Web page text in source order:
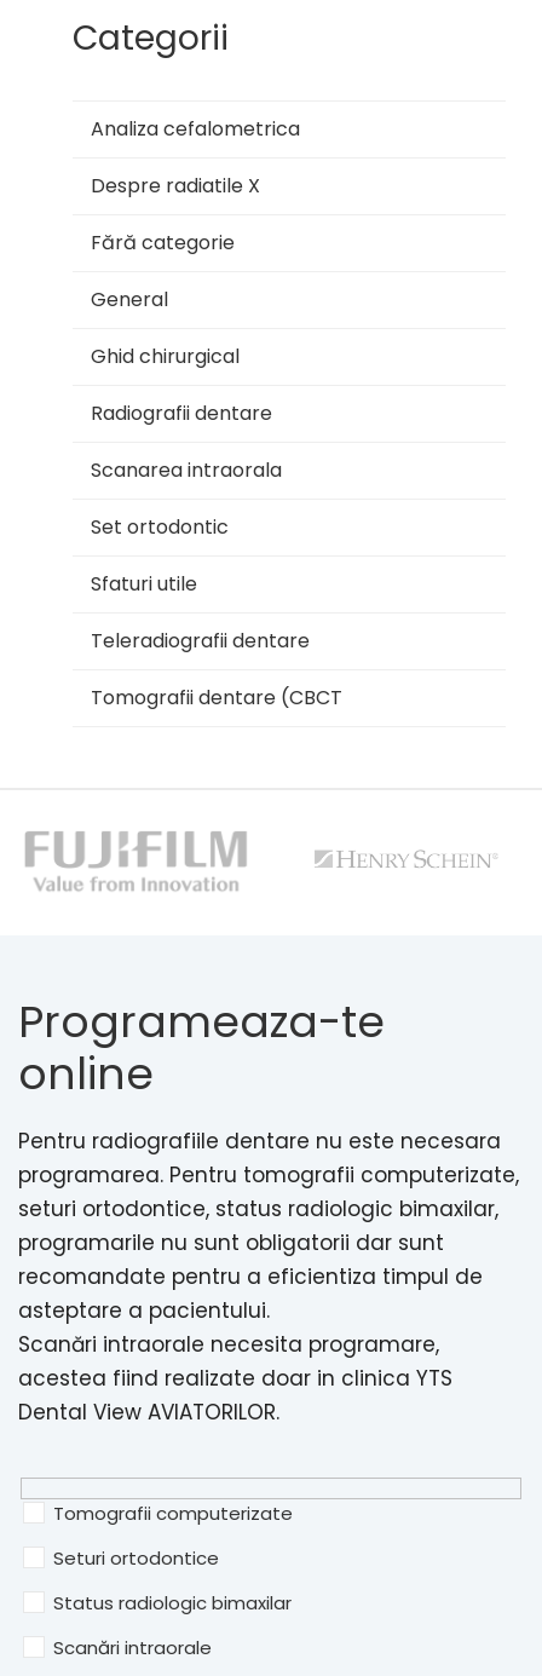
Categorii
Analiza cefalometrica
Despre radiatile X
Fără categorie
General
Ghid chirurgical
Radiografii dentare
Scanarea intraorala
Set ortodontic
Sfaturi utile
Teleradiografii dentare
Tomografii dentare (CBCT
Programeaza-te
online
Pentru radiografiile dentare nu este necesara
programarea. Pentru tomografii computerizate,
seturi ortodontice, status radiologic bimaxilar,
programarile nu sunt obligatorii dar sunt
recomandate pentru a eficientiza timpul de
asteptare a pacientului.
Scanări intraorale necesita programare,
acestea fiind realizate doar in clinica YTS
Dental View AVIATORILOR.
Tomografii computerizate
Seturi ortodontice
Status radiologic bimaxilar
Scanări intraorale